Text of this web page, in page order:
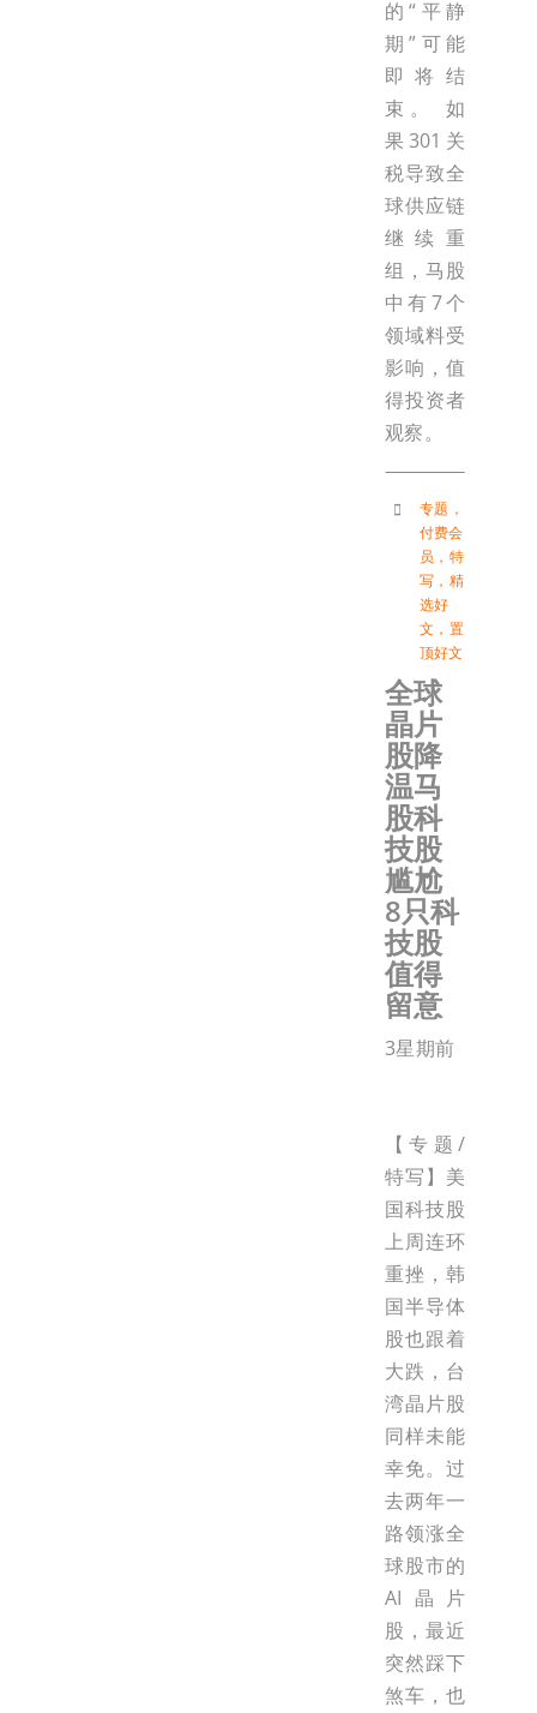
的“平静
期”可能
即将结
束。 如
果301关
税导致全
球供应链
继续重
组，马股
中有7个
领域料受
影响，值
得投资者
观察。
专题 ，
付费会
员 ， 特
写 ， 精
选好
文 ， 置
顶好文
全球
晶片
股降
温马
股科
技股
尴尬
8只科
技股
值得
留意
3星期前
【专题/
特写】美
国科技股
上周连环
重挫，韩
国半导体
股也跟着
大跌，台
湾晶片股
同样未能
幸免。过
去两年一
路领涨全
球股市的
AI晶片
股，最近
突然踩下
煞车，也